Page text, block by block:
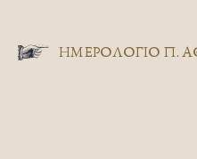
ΗΜΕΡΟΛΟΓΙΟ Π.